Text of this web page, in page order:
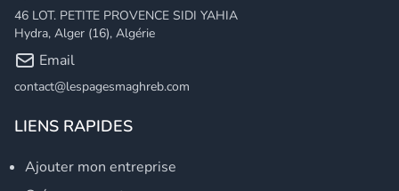
46 LOT. PETITE PROVENCE SIDI YAHIA
Hydra, Alger (16), Algérie
Email
contact@lespagesmaghreb.com
LIENS RAPIDES
Ajouter mon entreprise